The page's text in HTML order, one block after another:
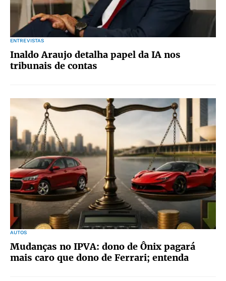
ENTREVISTAS
Inaldo Araujo detalha papel da IA nos
tribunais de contas
AUTOS
Mudanças no IPVA: dono de Ônix pagará
mais caro que dono de Ferrari; entenda